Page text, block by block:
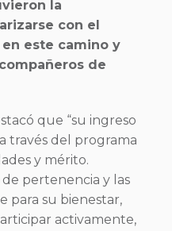
la
con el
este camino y
de
que “su ingreso
través del programa
y mérito.
pertenencia y las
para su bienestar,
activamente,